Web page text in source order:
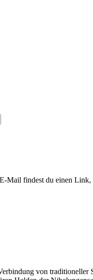
Mail findest du einen
von